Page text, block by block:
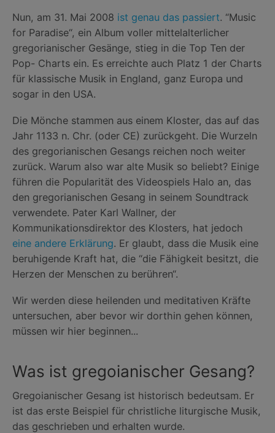
Nun, am 31. Mai 2008 ist genau das passiert. “Music
for Paradise“, ein Album voller mittelalterlicher
gregorianischer Gesänge, stieg in die Top Ten der
Pop- Charts ein. Es erreichte auch Platz 1 der Charts
für klassische Musik in England, ganz Europa und
sogar in den USA.
Die Mönche stammen aus einem Kloster, das auf das
Jahr 1133 n. Chr. (oder CE) zurückgeht. Die Wurzeln
des gregorianischen Gesangs reichen noch weiter
zurück. Warum also war alte Musik so beliebt? Einige
führen die Popularität des Videospiels Halo an, das
den gregorianischen Gesang in seinem Soundtrack
verwendete. Pater Karl Wallner, der
Kommunikationsdirektor des Klosters, hat jedoch
eine andere Erklärung. Er glaubt, dass die Musik eine
beruhigende Kraft hat, die “die Fähigkeit besitzt, die
Herzen der Menschen zu berühren“.
Wir werden diese heilenden und meditativen Kräfte
untersuchen, aber bevor wir dorthin gehen können,
müssen wir hier beginnen...
Was ist gregoianischer Gesang?
Gregoianischer Gesang ist historisch bedeutsam. Er
ist das erste Beispiel für christliche liturgische Musik,
das geschrieben und erhalten wurde.